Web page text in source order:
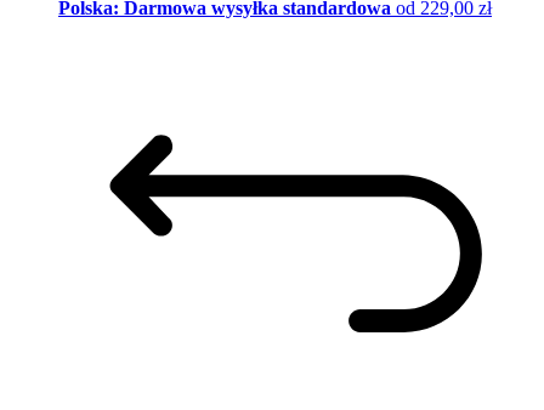
Polska: Darmowa wysyłka standardowa od 229,00 zł